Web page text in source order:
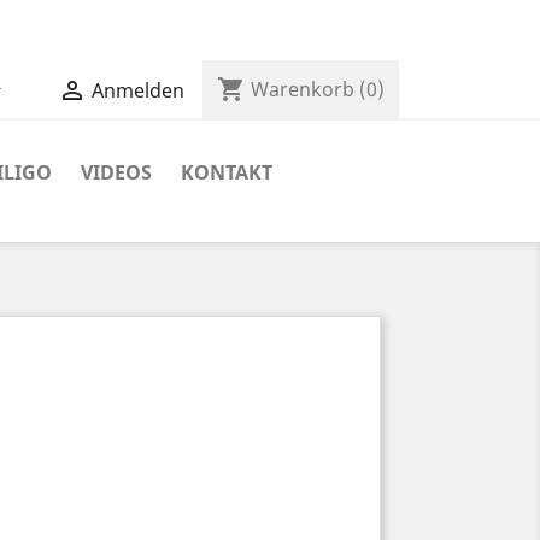
 Anmelden shopping_cart Warenkorb (0)
VIDEOS KONTAKT